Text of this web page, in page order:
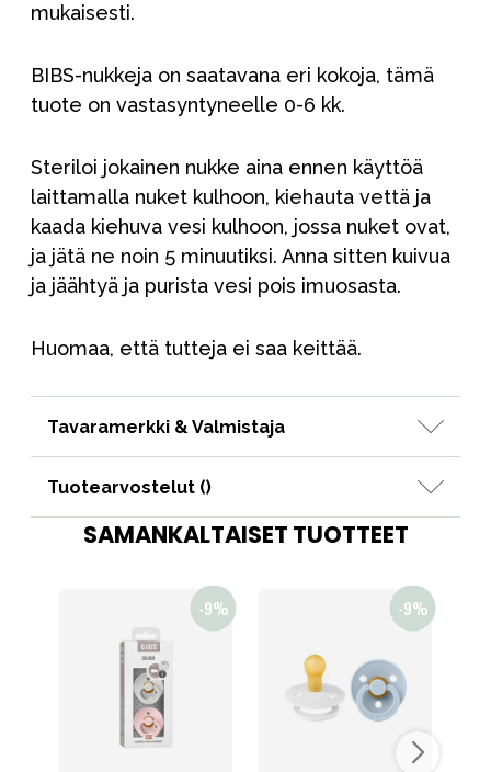
mukaisesti.
BIBS-nukkeja on saatavana eri kokoja, tämä
tuote on vastasyntyneelle 0-6 kk.
Steriloi jokainen nukke aina ennen käyttöä
laittamalla nuket kulhoon, kiehauta vettä ja
kaada kiehuva vesi kulhoon, jossa nuket ovat,
ja jätä ne noin 5 minuutiksi. Anna sitten kuivua
ja jäähtyä ja purista vesi pois imuosasta.
Huomaa, että tutteja ei saa keittää.
Tavaramerkki & Valmistaja
Tuotearvostelut ()
SAMANKALTAISET TUOTTEET